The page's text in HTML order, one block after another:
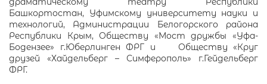
Башкортостан, Уфимскому университету науки и
технологий, Администрации Белогорского района
Республики Крым, Обществу «Мост дружбы «Уфа-
Бодензее» г.Юберлинген ФРГ и Обществу «Круг
друзей «Хайдельберг – Симферополь» г.Гейдельберг
ФРГ.